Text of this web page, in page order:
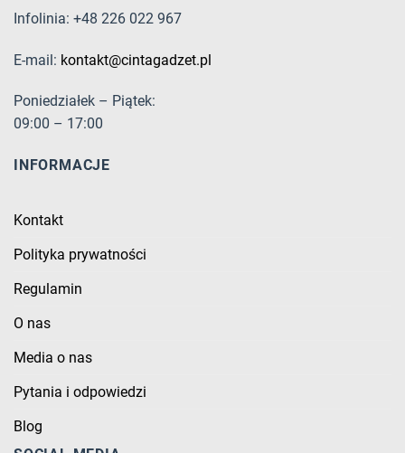
Infolinia: +48 226 022 967
E-mail: kontakt@cintagadzet.pl
Poniedziałek – Piątek:
09:00 – 17:00
INFORMACJE
Kontakt
Polityka prywatności
Regulamin
O nas
Media o nas
Pytania i odpowiedzi
Blog